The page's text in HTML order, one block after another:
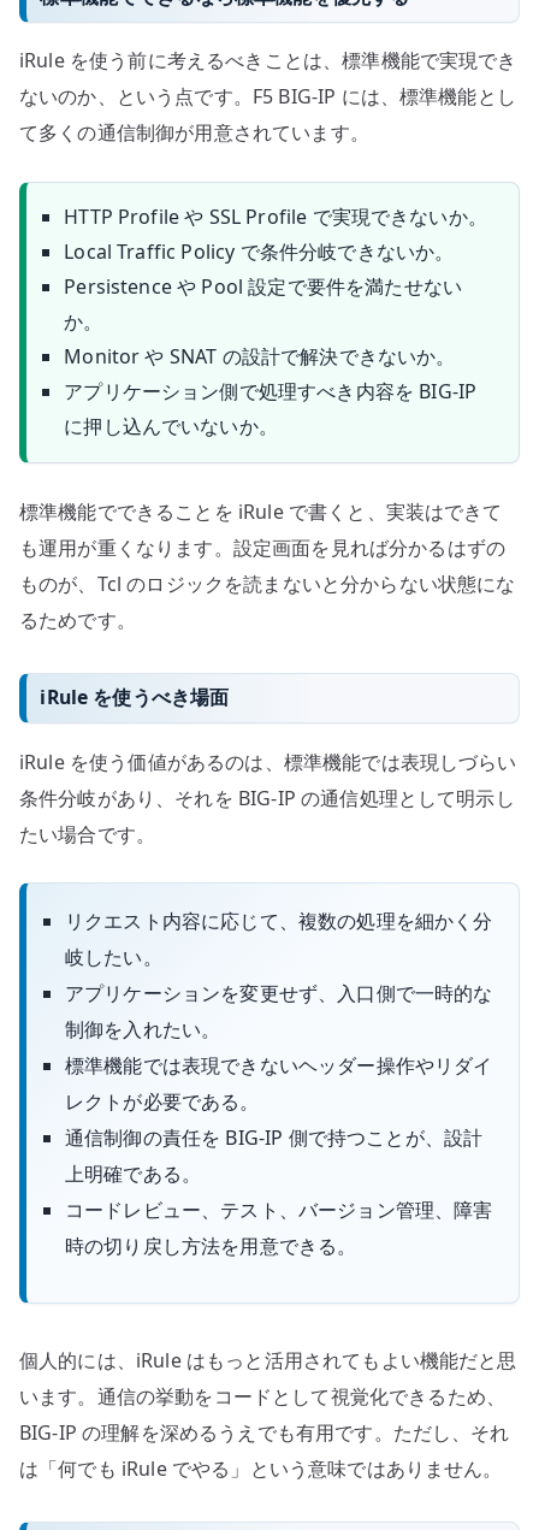
iRule を使う前に考えるべきことは、標準機能で実現でき
ないのか、という点です。F5 BIG-IP には、標準機能とし
て多くの通信制御が用意されています。
HTTP Profile や SSL Profile で実現できないか。
Local Traffic Policy で条件分岐できないか。
Persistence や Pool 設定で要件を満たせない
か。
Monitor や SNAT の設計で解決できないか。
アプリケーション側で処理すべき内容を BIG-IP
に押し込んでいないか。
標準機能でできることを iRule で書くと、実装はできて
も運用が重くなります。設定画面を見れば分かるはずの
ものが、Tcl のロジックを読まないと分からない状態にな
るためです。
iRule を使うべき場面
iRule を使う価値があるのは、標準機能では表現しづらい
条件分岐があり、それを BIG-IP の通信処理として明示し
たい場合です。
リクエスト内容に応じて、複数の処理を細かく分
岐したい。
アプリケーションを変更せず、入口側で一時的な
制御を入れたい。
標準機能では表現できないヘッダー操作やリダイ
レクトが必要である。
通信制御の責任を BIG-IP 側で持つことが、設計
上明確である。
コードレビュー、テスト、バージョン管理、障害
時の切り戻し方法を用意できる。
個人的には、iRule はもっと活用されてもよい機能だと思
います。通信の挙動をコードとして視覚化できるため、
BIG-IP の理解を深めるうえでも有用です。ただし、それ
は「何でも iRule でやる」という意味ではありません。